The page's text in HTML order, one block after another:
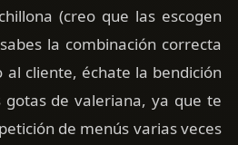
(creo que las escogen
la combinación correcta
cliente, échate la bendición
de valeriana, ya que te
de menús varias veces